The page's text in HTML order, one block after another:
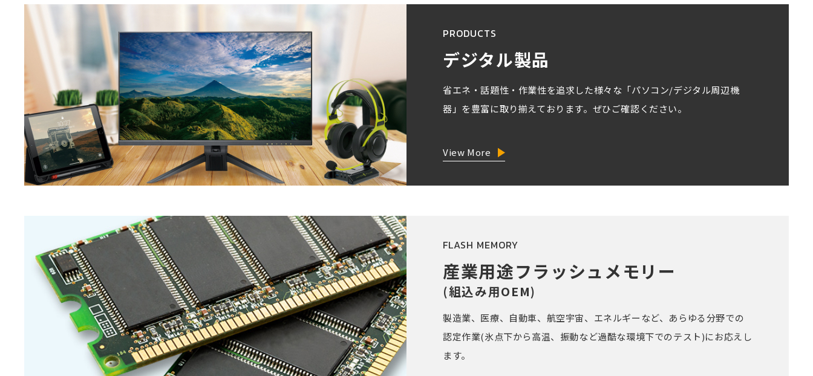
PRODUCTS
デジタル製品
省エネ・話題性・作業性を追求した様々な「パソコン/デジタル周辺機
器」を豊富に取り揃えております。ぜひご確認ください。
View More
FLASH MEMORY
産業用途フラッシュメモリー
(組込み用OEM)
製造業、医療、自動車、航空宇宙、エネルギーなど、あらゆる分野での
認定作業(氷点下から高温、振動など過酷な環境下でのテスト)にお応えし
ます。